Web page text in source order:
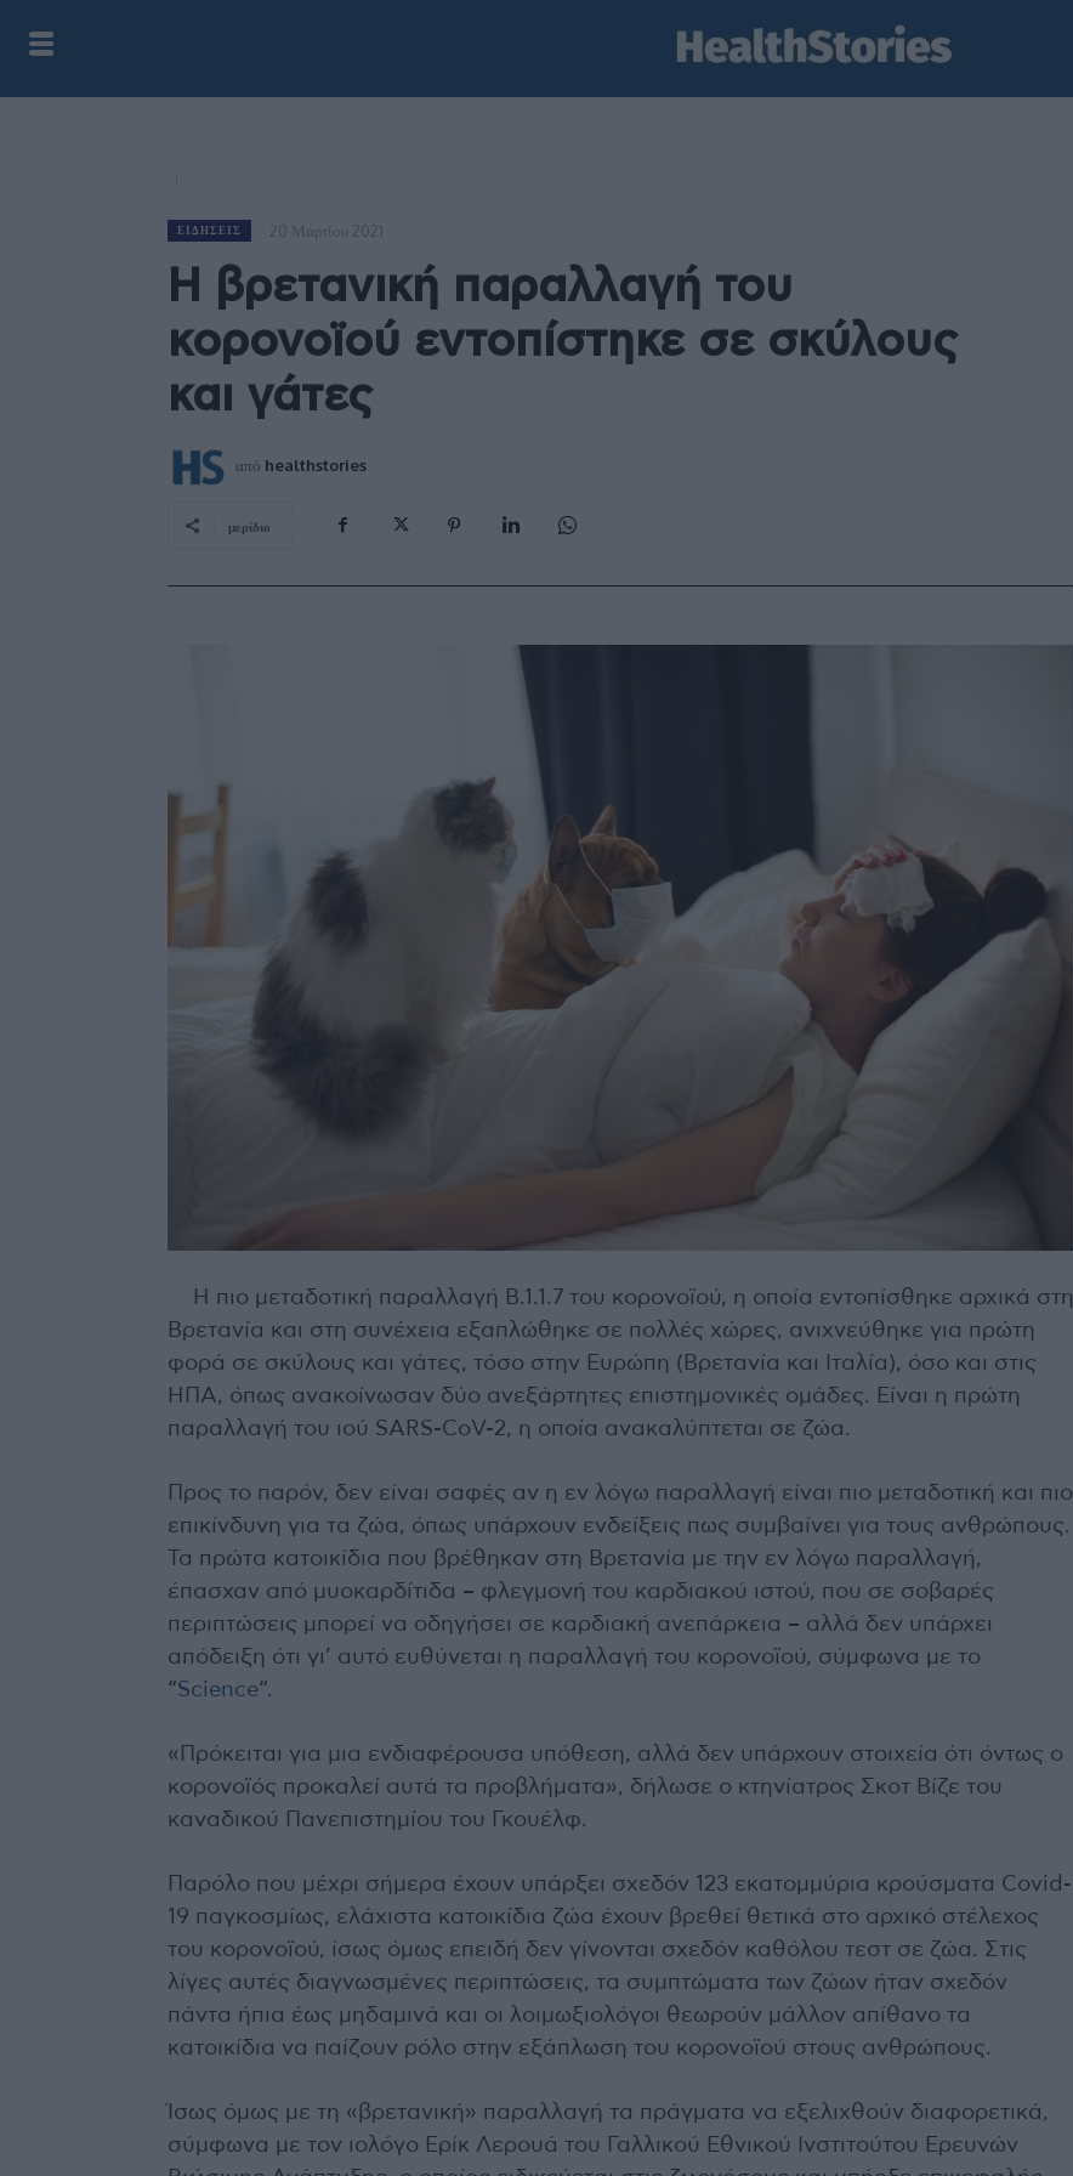
ΕΙΔΉΣΕΙΣ 20 Μαρτίου 2021
Η βρετανική παραλλαγή του
κορονοϊού εντοπίστηκε σε σκύλους
και γάτες
από healthstories
μερίδιο
Η πιο μεταδοτική παραλλαγή Β.1.1.7 του κορονοϊού, η οποία εντοπίσθηκε αρχικά στη
Βρετανία και στη συνέχεια εξαπλώθηκε σε πολλές χώρες, ανιχνεύθηκε για πρώτη
φορά σε σκύλους και γάτες, τόσο στην Ευρώπη (Βρετανία και Ιταλία), όσο και στις
ΗΠΑ, όπως ανακοίνωσαν δύο ανεξάρτητες επιστημονικές ομάδες. Είναι η πρώτη
παραλλαγή του ιού SARS-CoV-2, η οποία ανακαλύπτεται σε ζώα.
Προς το παρόν, δεν είναι σαφές αν η εν λόγω παραλλαγή είναι πιο μεταδοτική και πιο
επικίνδυνη για τα ζώα, όπως υπάρχουν ενδείξεις πως συμβαίνει για τους ανθρώπους.
Τα πρώτα κατοικίδια που βρέθηκαν στη Βρετανία με την εν λόγω παραλλαγή,
έπασχαν από μυοκαρδίτιδα – φλεγμονή του καρδιακού ιστού, που σε σοβαρές
περιπτώσεις μπορεί να οδηγήσει σε καρδιακή ανεπάρκεια – αλλά δεν υπάρχει
απόδειξη ότι γι’ αυτό ευθύνεται η παραλλαγή του κορονοϊού, σύμφωνα με το
“Science“.
«Πρόκειται για μια ενδιαφέρουσα υπόθεση, αλλά δεν υπάρχουν στοιχεία ότι όντως ο
κορονοϊός προκαλεί αυτά τα προβλήματα», δήλωσε ο κτηνίατρος Σκοτ Βίζε του
καναδικού Πανεπιστημίου του Γκουέλφ.
Παρόλο που μέχρι σήμερα έχουν υπάρξει σχεδόν 123 εκατομμύρια κρούσματα Covid-
19 παγκοσμίως, ελάχιστα κατοικίδια ζώα έχουν βρεθεί θετικά στο αρχικό στέλεχος
του κορονοϊού, ίσως όμως επειδή δεν γίνονται σχεδόν καθόλου τεστ σε ζώα. Στις
λίγες αυτές διαγνωσμένες περιπτώσεις, τα συμπτώματα των ζώων ήταν σχεδόν
πάντα ήπια έως μηδαμινά και οι λοιμωξιολόγοι θεωρούν μάλλον απίθανο τα
κατοικίδια να παίζουν ρόλο στην εξάπλωση του κορονοϊού στους ανθρώπους.
Ίσως όμως με τη «βρετανική» παραλλαγή τα πράγματα να εξελιχθούν διαφορετικά,
σύμφωνα με τον ιολόγο Ερίκ Λερουά του Γαλλικού Εθνικού Ινστιτούτου Ερευνών